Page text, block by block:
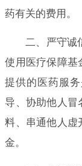
药有关的费用。
二、严守诚
使用医疗保障基
提供的医药服
导、协助他人冒
料、串通他人虚
金。